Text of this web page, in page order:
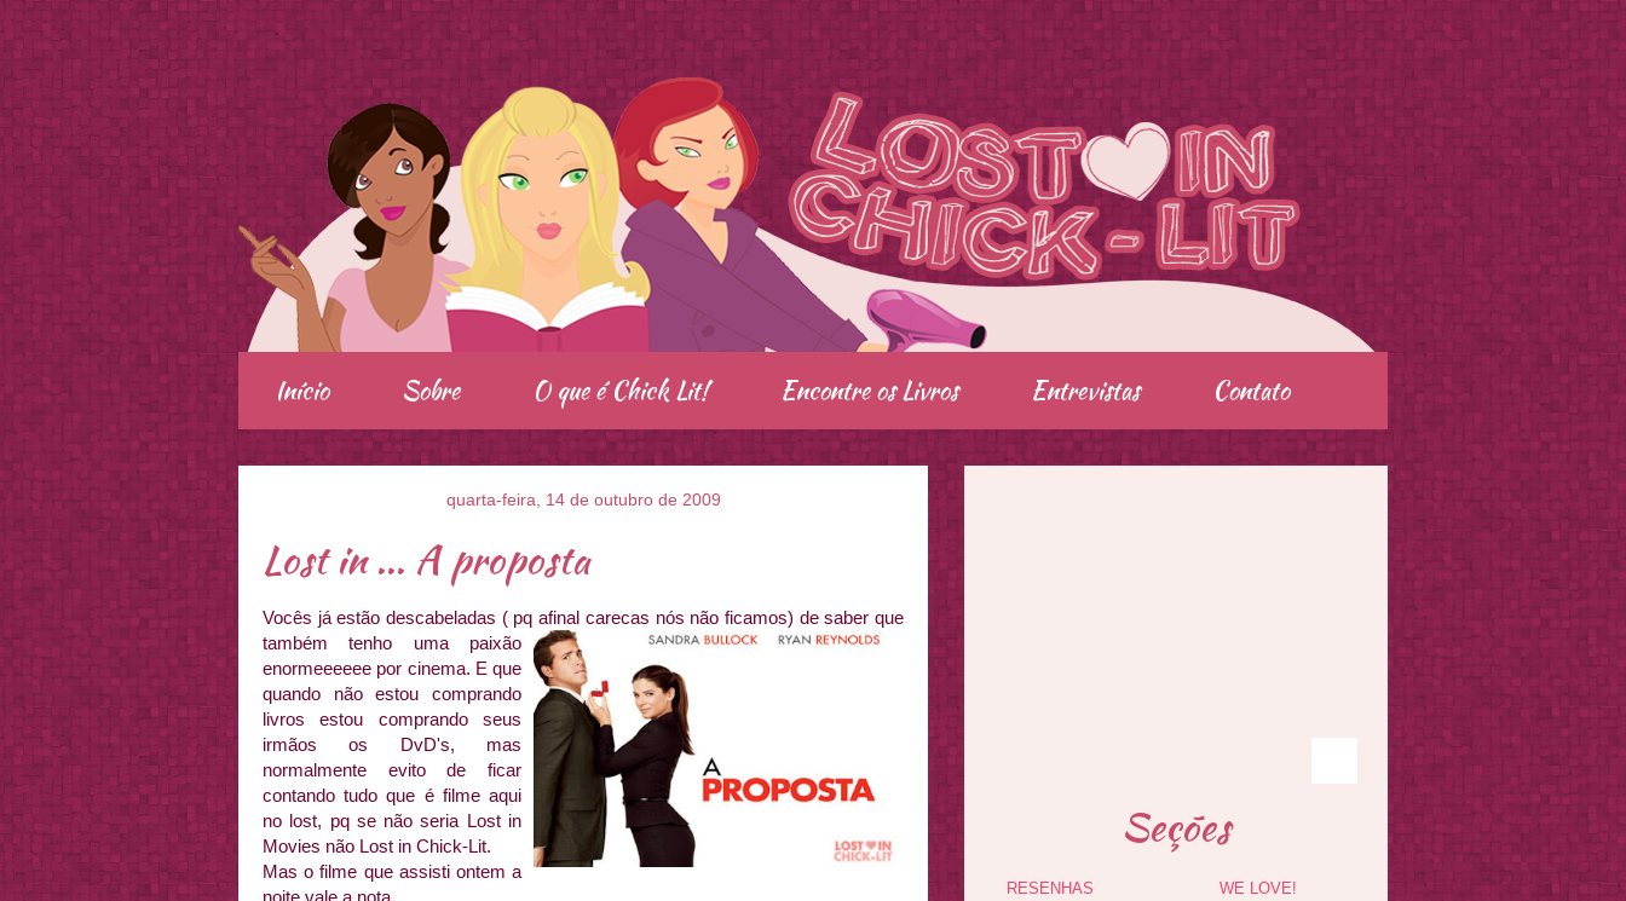
.
Início Sobre O que é Chick Lit! Encontre os Livros Entrevistas Contato
quarta-feira, 14 de outubro de 2009
Lost in ... A proposta
Vocês já estão descabeladas ( pq afinal carecas nós não ficamos) de saber que
também tenho uma paixão
enormeeeeee por cinema. E que
quando não estou comprando
livros estou comprando seus
irmãos os DvD's, mas
normalmente evito de ficar
contando tudo que é filme aqui
no lost, pq se não seria Lost in
Movies não Lost in Chick-Lit.
Mas o filme que assisti ontem a
noite vale a nota.
Seções
RESENHAS
WE LOVE!